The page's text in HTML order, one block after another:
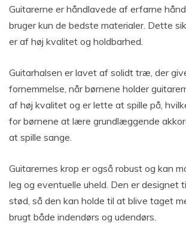
Guitarerne er håndlavede af erfarne
bruger kun de bedste materialer. Dette
er af høj kvalitet og holdbarhed.
Guitarhalsen er lavet af solidt træ, der
fornemmelse, når børnene holder
af høj kvalitet og er lette at spille på,
for børnene at lære grundlæggende
at spille sange.
Guitarernes krop er også robust og kan
leg og eventuelle uheld. Den er designet
stød, så den kan holde til at blive taget
brugt både indendørs og udendørs.